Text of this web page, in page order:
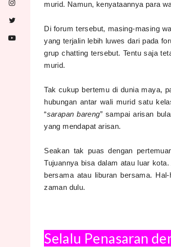
murid. Namun, kenyataannya para
Di forum tersebut, masing-masing
yang terjalin lebih luwes dari pada
grup chatting tersebut. Tentu saja
murid.
Tak cukup bertemu di dunia maya,
hubungan antar wali murid satu
“sarapan bareng” sampai arisan
yang mendapat arisan.
Seakan tak puas dengan
Tujuannya bisa dalam atau luar
bersama atau liburan bersama.
zaman dulu.
Selalu Penasaran